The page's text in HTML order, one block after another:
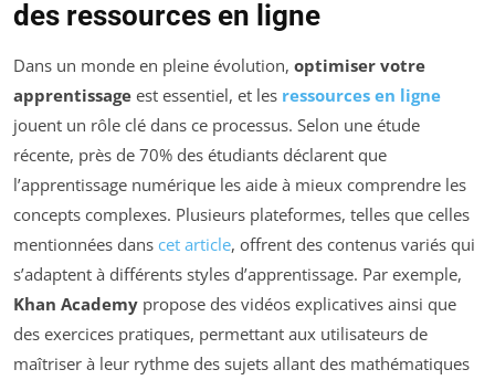
des ressources en ligne
Dans un monde en pleine évolution, optimiser votre
apprentissage est essentiel, et les ressources en ligne
jouent un rôle clé dans ce processus. Selon une étude
récente, près de 70% des étudiants déclarent que
l’apprentissage numérique les aide à mieux comprendre les
concepts complexes. Plusieurs plateformes, telles que celles
mentionnées dans cet article, offrent des contenus variés qui
s’adaptent à différents styles d’apprentissage. Par exemple,
Khan Academy propose des vidéos explicatives ainsi que
des exercices pratiques, permettant aux utilisateurs de
maîtriser à leur rythme des sujets allant des mathématiques